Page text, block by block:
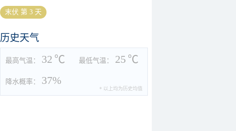
末伏 第 3 天
历史天气
最高气温： 32 ℃ 最低气温： 25 ℃
降水概率： 37%
* 以上均为历史均值